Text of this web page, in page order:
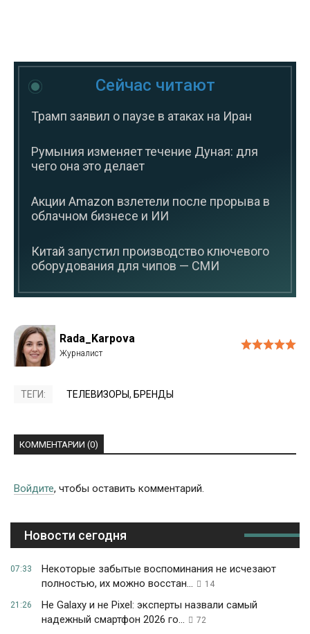
Сейчас читают
Трамп заявил о паузе в атаках на Иран
Румыния изменяет течение Дуная: для
чего она это делает
Акции Amazon взлетели после прорыва в
облачном бизнесе и ИИ
Китай запустил производство ключевого
оборудования для чипов — СМИ
Rada_Karpova
ТЕГИ: ТЕЛЕВИЗОРЫ, БРЕНДЫ
КОММЕНТАРИИ (0)
Войдите, чтобы оставить комментарий.
Новости сегодня
07:33
Некоторые забытые воспоминания не исчезают
полностью, их можно восстан...
14
21:26
Не Galaxy и не Pixel: эксперты назвали самый
надежный смартфон 2026 го...
72